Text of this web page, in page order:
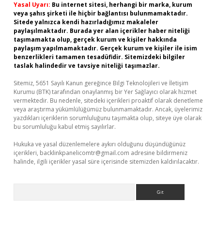
Yasal Uyarı: Bu internet sitesi, herhangi bir marka, kurum
veya şahıs şirketi ile hiçbir bağlantısı bulunmamaktadır.
Sitede yalnızca kendi hazırladığımız makaleler
paylaşılmaktadır. Burada yer alan içerikler haber niteliği
taşımamakta olup, gerçek kurum ve kişiler hakkında
paylaşım yapılmamaktadır. Gerçek kurum ve kişiler ile isim
benzerlikleri tamamen tesadüfidir. Sitemizdeki bilgiler
taslak halindedir ve tavsiye niteliği taşımazlar.
Sitemiz, 5651 Sayılı Kanun gereğince Bilgi Teknolojileri ve İletişim
Kurumu (BTK) tarafından onaylanmış bir Yer Sağlayıcı olarak hizmet
vermektedir. Bu nedenle, sitedeki içerikleri proaktif olarak denetleme
veya araştırma yükümlülüğümüz bulunmamaktadır. Ancak, üyelerimiz
yazdıkları içeriklerin sorumluluğunu taşımakta olup, siteye üye olarak
bu sorumluluğu kabul etmiş sayılırlar.
Hukuka ve yasal düzenlemelere aykırı olduğunu düşündüğünüz
içerikleri, backlinkpanelicomtr@gmail.com adresine bildirmeniz
halinde, ilgili içerikler yasal süre içerisinde sitemizden kaldırılacaktır.